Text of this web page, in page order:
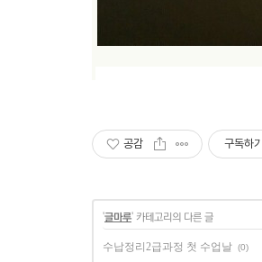
공감 구독하기
'글마루' 카테고리의 다른 글
수납정리2급과정 첫 수업날 (0)